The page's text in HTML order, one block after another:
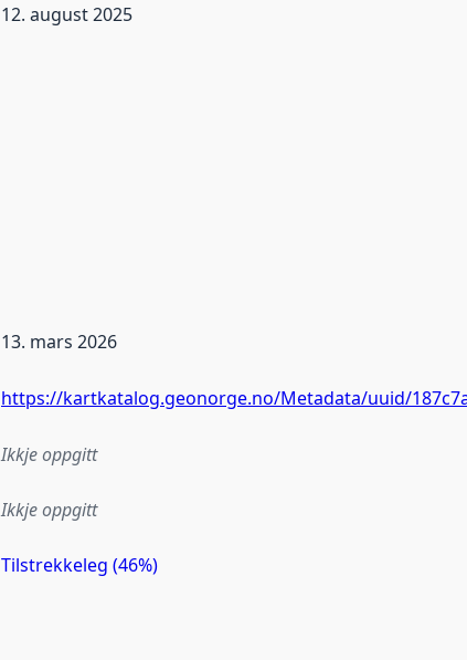
12. august 2025
13. mars 2026
https://kartkatalog.geonorge.no/Metadata/uuid/
Ikkje oppgitt
Ikkje oppgitt
Tilstrekkeleg (46%)